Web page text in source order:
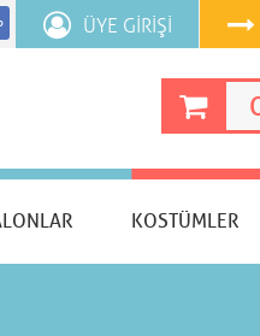
ÜYE GIRIŞI
KOSTÜMLER